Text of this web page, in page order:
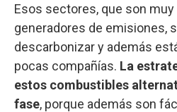
Esos sectores, que son
generadores de emisiones,
descarbonizar y además
pocas compañías. La
estos combustibles
fase, porque además son